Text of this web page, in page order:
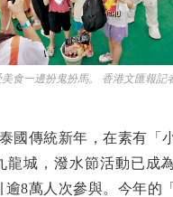
食一邊扮鬼扮馬。 香港文匯報記
傳統新年，在素有「
龍城，潑水節活動已成
逾8萬人次參與。今年的